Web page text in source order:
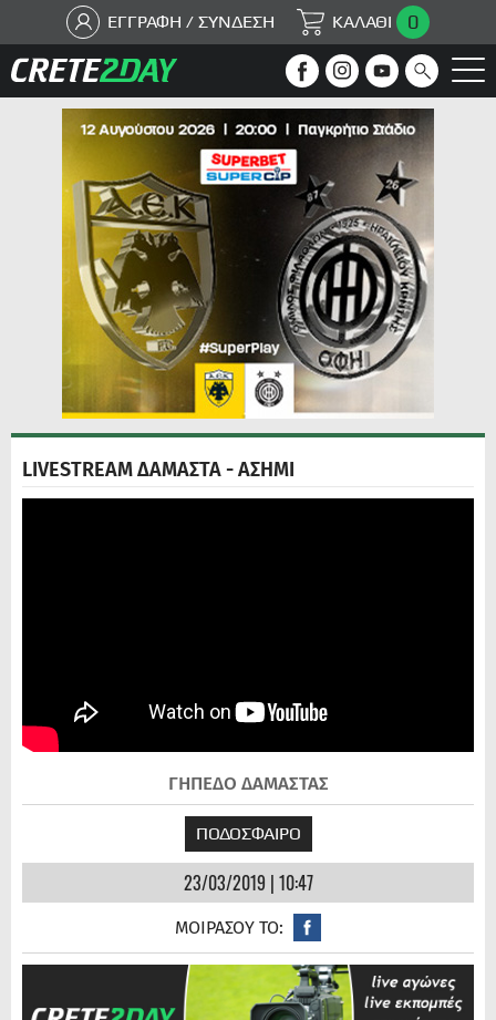
ΕΓΓΡΑΦΗ / ΣΥΝΔΕΣΗ ΚΑΛΑΘΙ 0
LIVESTREAM ΔΑΜΑΣΤΑ - ΑΣΗΜΙ
ΓΗΠΕΔΟ ΔΑΜΑΣΤΑΣ
ΠΟΔΟΣΦΑΙΡΟ
23/03/2019 | 10:47
ΜΟΙΡΑΣΟΥ ΤΟ: